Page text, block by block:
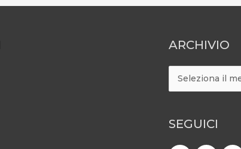
ARCHIVIO
ARCHIVIO
SEGUICI